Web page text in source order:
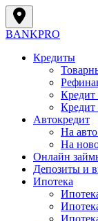
BANKPRO
Кредиты
Кредит
Кредит
Автокредит
На
На
Онлайн
Депозиты и
Ипотека